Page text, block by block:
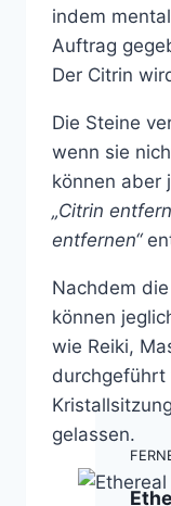
indem
Auftrag
Der Citrin
Die Steine
wenn sie
können aber
„Citrin
entfernen“
Nachdem
können
wie Reiki,
durchgeführt
gelassen.